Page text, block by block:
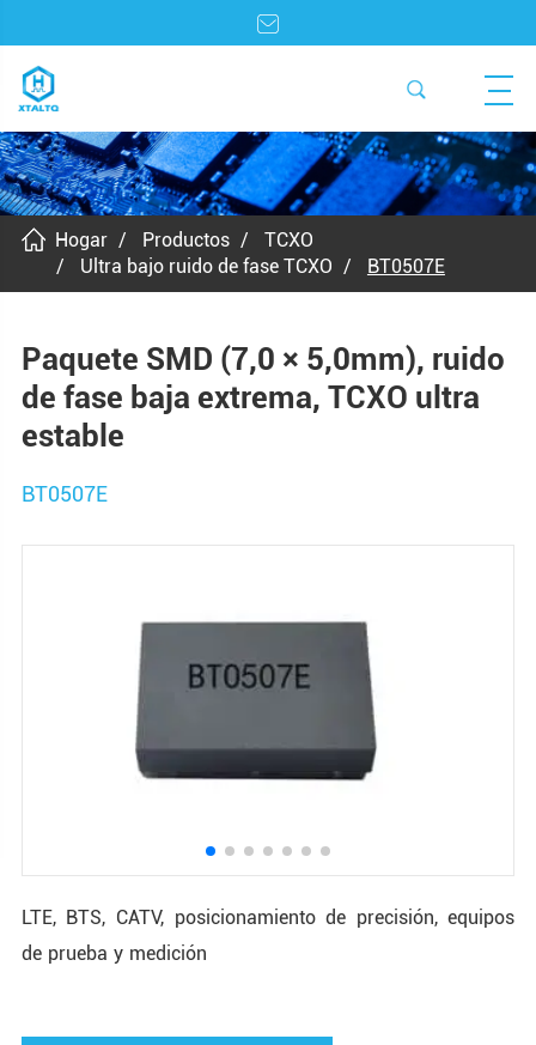
Hogar Productos
TCXO
Ultra bajo ruido de fase TCXO
BT0507E
Paquete SMD (7,0 × 5,0mm), ruido
de fase baja extrema, TCXO ultra
estable
BT0507E
LTE, BTS, CATV, posicionamiento de precisión, equipos
de prueba y medición